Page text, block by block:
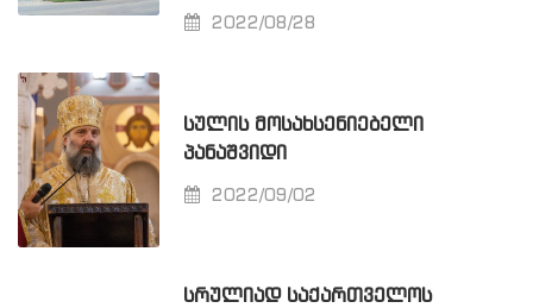
2022/08/28
ᲡᲣᲚᲘᲡ ᲛᲝᲡᲐᲮᲡᲔᲜᲘᲔᲑᲔᲚᲘ
ᲞᲐᲜᲐᲨᲕᲘᲓᲘ
2022/09/02
ᲡᲠᲣᲚᲘᲐᲓ ᲡᲐᲥᲐᲠᲗᲕᲔᲚᲝᲡ